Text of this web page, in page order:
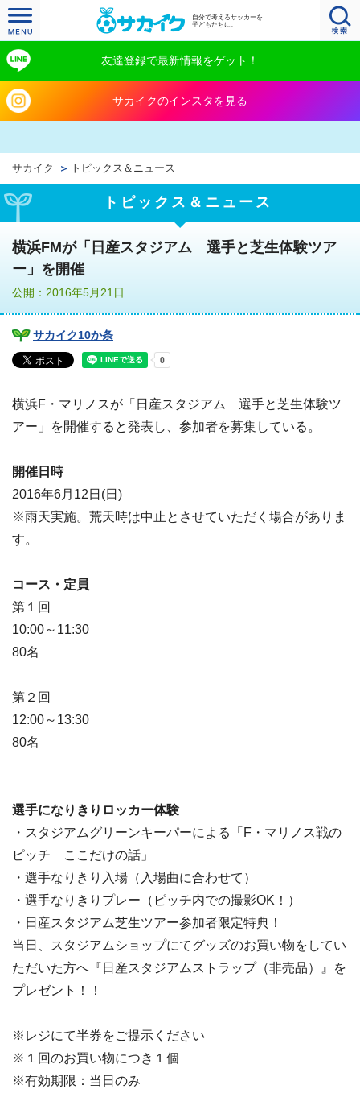
自分で考えるサッカーを
子どもたちに。
友達登録で最新情報をゲット！
サカイクのインスタを見る
サカイク トピックス＆ニュース
トピックス＆ニュース
横浜FMが「日産スタジアム 選手と芝生体験ツア
ー」を開催
公開：2016年5月21日
サカイク10か条
横浜F・マリノスが「日産スタジアム 選手と芝生体験ツ
アー」を開催すると発表し、参加者を募集している。
開催日時
2016年6月12日(日)
※雨天実施。荒天時は中止とさせていただく場合がありま
す。
コース・定員
第１回
10:00～11:30
80名
第２回
12:00～13:30
80名
選手になりきりロッカー体験
・スタジアムグリーンキーパーによる「F・マリノス戦の
ピッチ ここだけの話」
・選手なりきり入場（入場曲に合わせて）
・選手なりきりプレー（ピッチ内での撮影OK！）
・日産スタジアム芝生ツアー参加者限定特典！
当日、スタジアムショップにてグッズのお買い物をしてい
ただいた方へ『日産スタジアムストラップ（非売品）』を
プレゼント！！
※レジにて半券をご提示ください
※１回のお買い物につき１個
※有効期限：当日のみ